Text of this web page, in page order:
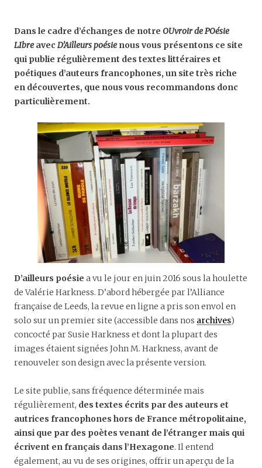
Dans le cadre d’échanges de notre OUvroir de POésie
LIbreavec D’Ailleurs poésienous vous présentons ce site
qui publie régulièrement des textes littéraires et
poétiques d’auteurs francophones, un site très riche
en découvertes, que nous vous recommandons donc
particulièrement.
D’ailleurs poésie a vu le jour en juin 2016 sous la houlette
de Valérie Harkness. D’abord hébergée par l’Alliance
française de Leeds, la revue en ligne a pris son envol en
solo sur un premier site (accessible dans nos archives)
concocté par Susie Harkness et dont la plupart des
images étaient signées John M. Harkness, avant de
renouveler son design avec la présente version.
Le site publie, sans fréquence déterminée mais
régulièrement, des textes écrits par des auteurs et
autrices francophones hors de France métropolitaine,
ainsi que par des poètes venant de l’étranger mais qui
écrivent en français dans l’Hexagone. Il entend
également, au vu de ses origines, offrir un aperçu de la